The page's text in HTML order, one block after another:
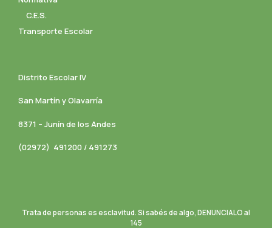
C.E.S.
Transporte Escolar
Distrito Escolar IV
San Martín y Olavarría
8371 – Junín de los Andes
(02972) 491200 / 491273
Trata de personas es esclavitud. Si sabés de algo, DENUNCIALO al
145